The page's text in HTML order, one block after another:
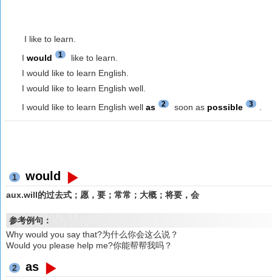
I like to learn.
Iwould 1
like to learn.
I would like to learn English.
I would like to learn English well.
I would like to learn English wellas 2 soon as possible 3
1 would
aux.will的过去式；愿，要；常常；大概；将要，会
参考例句：
Why would you say that?为什么你会这么说？
Would you please help me?你能帮帮我吗？
2 as